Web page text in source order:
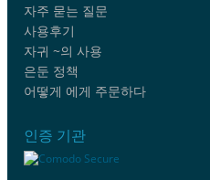
자주 묻는 질문
사용후기
자귀 ~의 사용
은둔 정책
어떻게 에게 주문하다
인증 기관